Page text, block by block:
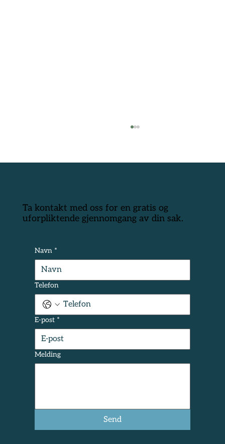
Lurt av forsikringsselskapet
Ta kontakt med oss for en gratis og
uforpliktende gjennomgang av din sak.
Navn *
Telefon
E-post *
Melding
Send